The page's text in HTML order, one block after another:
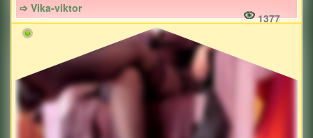
➩ Vika-viktor
1377